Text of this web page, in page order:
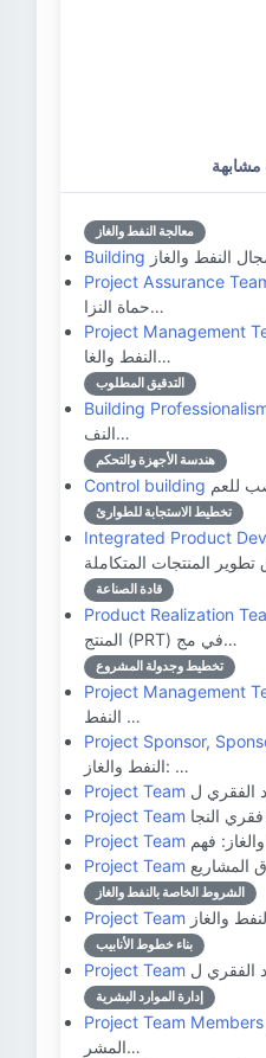
معالجة النفط والغاز
Building
Project Assurance
حماة النزا…
Project Management
النفط والغا…
التدقيق المطلوب
Building
النف…
هندسة الأجهزة والتحكم
Control building
تخطيط الاستجابة للطوارئ
Integrated Product
قادة الصناعة
Product Realization
المنتج (PRT) في مج…
تخطيط وجدولة المشروع
Project Management
النفط …
Project Sponsor,
النفط والغاز: …
Project Team
Project Team
Project Team
Project Team
الشروط الخاصة بالنفط والغاز
Project Team
بناء خطوط الأنابيب
Project Team
إدارة الموارد البشرية
Project Team Members
المشر…